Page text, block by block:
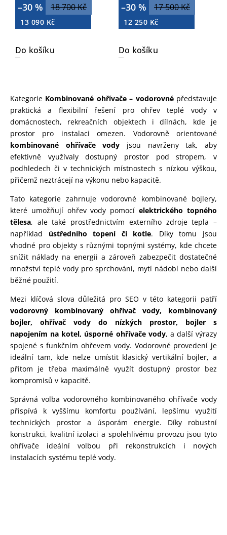
18 700 Kč
–30 %
13 090 Kč
Do košíku
17 500 Kč
–30 %
12 250 Kč
Do košíku
Kategorie Kombinované ohřívače – vodorovnépředstavuje
praktická a flexibilní řešení pro ohřev teplé vody v
domácnostech, rekreačních objektech i dílnách, kde je
prostor pro instalaci omezen. Vodorovně orientované
kombinované ohřívače vody jsou navrženy tak, aby
efektivně využívaly dostupný prostor pod stropem, v
podhledech či v technických místnostech s nízkou výškou,
přičemž neztrácejí na výkonu nebo kapacitě.
Tato kategorie zahrnuje vodorovné kombinované bojlery,
které umožňují ohřev vody pomocíelektrického topného
tělesa, ale také prostřednictvím externího zdroje tepla –
například ústředního topení či kotle. Díky tomu jsou
vhodné pro objekty s různými topnými systémy, kde chcete
snížit náklady na energii a zároveň zabezpečit dostatečné
množství teplé vody pro sprchování, mytí nádobí nebo další
běžné použití.
Mezi klíčová slova důležitá pro SEO v této kategorii patří
vodorovný kombinovaný ohřívač vody, kombinovaný
bojler, ohřívač vody do nízkých prostor, bojler s
napojením na kotel, úsporné ohřívače vody, a další výrazy
spojené s funkčním ohřevem vody. Vodorovné provedení je
ideální tam, kde nelze umístit klasický vertikální bojler, a
přitom je třeba maximálně využít dostupný prostor bez
kompromisů v kapacitě.
Správná volba vodorovného kombinovaného ohřívače vody
přispívá k vyššímu komfortu používání, lepšímu využití
technických prostor a úsporám energie. Díky robustní
konstrukci, kvalitní izolaci a spolehlivému provozu jsou tyto
ohřívače ideální volbou při rekonstrukcích i nových
instalacích systému teplé vody.